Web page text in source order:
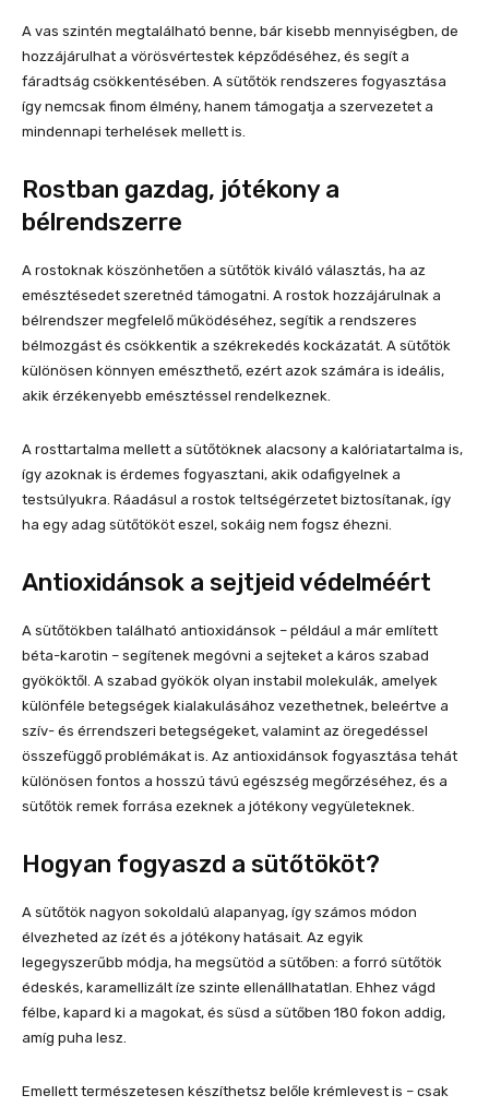
A vas szintén megtalálható benne, bár kisebb mennyiségben, de
hozzájárulhat a vörösvértestek képződéséhez, és segít a
fáradtság csökkentésében. A sütőtök rendszeres fogyasztása
így nemcsak finom élmény, hanem támogatja a szervezetet a
mindennapi terhelések mellett is.
Rostban gazdag, jótékony a
bélrendszerre
A rostoknak köszönhetően a sütőtök kiváló választás, ha az
emésztésedet szeretnéd támogatni. A rostok hozzájárulnak a
bélrendszer megfelelő működéséhez, segítik a rendszeres
bélmozgást és csökkentik a székrekedés kockázatát. A sütőtök
különösen könnyen emészthető, ezért azok számára is ideális,
akik érzékenyebb emésztéssel rendelkeznek.
A rosttartalma mellett a sütőtöknek alacsony a kalóriatartalma is,
így azoknak is érdemes fogyasztani, akik odafigyelnek a
testsúlyukra. Ráadásul a rostok teltségérzetet biztosítanak, így
ha egy adag sütőtököt eszel, sokáig nem fogsz éhezni.
Antioxidánsok a sejtjeid védelméért
A sütőtökben található antioxidánsok – például a már említett
béta-karotin – segítenek megóvni a sejteket a káros szabad
gyököktől. A szabad gyökök olyan instabil molekulák, amelyek
különféle betegségek kialakulásához vezethetnek, beleértve a
szív- és érrendszeri betegségeket, valamint az öregedéssel
összefüggő problémákat is. Az antioxidánsok fogyasztása tehát
különösen fontos a hosszú távú egészség megőrzéséhez, és a
sütőtök remek forrása ezeknek a jótékony vegyületeknek.
Hogyan fogyaszd a sütőtököt?
A sütőtök nagyon sokoldalú alapanyag, így számos módon
élvezheted az ízét és a jótékony hatásait. Az egyik
legegyszerűbb módja, ha megsütöd a sütőben: a forró sütőtök
édeskés, karamellizált íze szinte ellenállhatatlan. Ehhez vágd
félbe, kapard ki a magokat, és süsd a sütőben 180 fokon addig,
amíg puha lesz.
Emellett természetesen készíthetsz belőle krémlevest is – csak